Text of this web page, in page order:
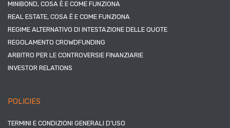
MINIBOND, COSA È E COME FUNZIONA
REAL ESTATE, COSA È E COME FUNZIONA
REGIME ALTERNATIVO DI INTESTAZIONE DELLE QUOTE
REGOLAMENTO CROWDFUNDING
ARBITRO PER LE CONTROVERSIE FINANZIARIE
INVESTOR RELATIONS
POLICIES
TERMINI E CONDIZIONI GENERALI D’USO